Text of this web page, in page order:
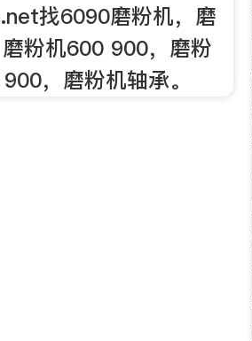
找6090磨粉机，磨
粉机600 900，磨粉
，磨粉机轴承。